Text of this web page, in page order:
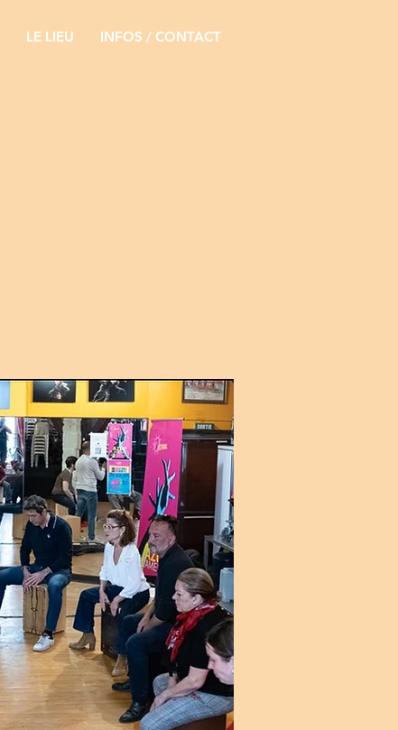
LE LIEU INFOS / CONTACT